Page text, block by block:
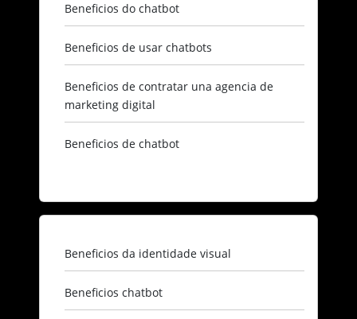
Beneficios do chatbot​
Beneficios de usar chatbots​
Beneficios de contratar una agencia de
marketing digital​
Beneficios de chatbot​
Beneficios da identidade visual​
Beneficios chatbot​